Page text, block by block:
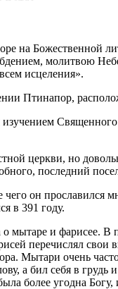
на Божественной
молитвою
исцеления».
Птинапор,
церкви, но
последний
он
в 391 году.
о мытаре и
перечислял
Мытари очень
а бил себя в
более угодна